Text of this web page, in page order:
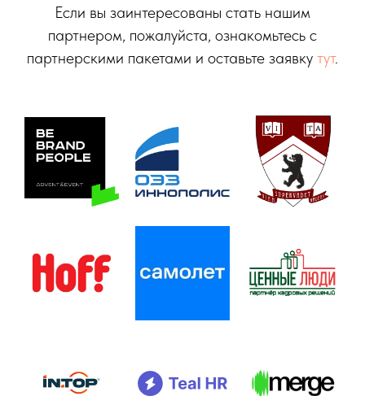
Если вы заинтересованы стать нашим
партнером, пожалуйста, ознакомьтесь с
партнерскими пакетами и оставьте заявку тут.